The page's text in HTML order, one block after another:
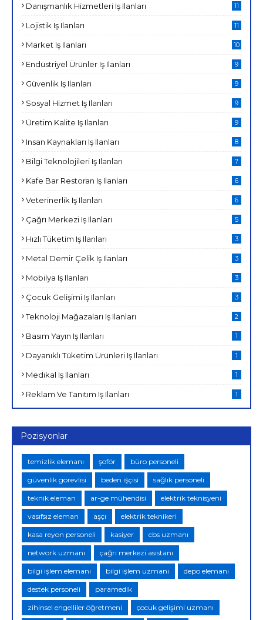
Danışmanlık Hizmetleri Iş Ilanları 11
Lojistik Iş Ilanları 11
Market Iş Ilanları 10
Endüstriyel Ürünler Iş Ilanları 9
Güvenlik Iş Ilanları 9
Sosyal Hizmet Iş Ilanları 9
Üretim Kalite Iş Ilanları 9
Insan Kaynakları Iş Ilanları 8
Bilgi Teknolojileri Iş Ilanları 7
Kafe Bar Restoran Iş Ilanları 6
Veterinerlik Iş Ilanları 6
Çağrı Merkezi Iş Ilanları 5
Hızlı Tüketim Iş Ilanları 3
Metal Demir Çelik Iş Ilanları 3
Mobilya Iş Ilanları 3
Çocuk Gelişimi Iş Ilanları 3
Teknoloji Mağazaları Iş Ilanları 2
Basım Yayın Iş Ilanları 1
Dayanıklı Tüketim Ürünleri Iş Ilanları 1
Medikal Iş Ilanları 1
Reklam Ve Tanıtım Iş Ilanları 1
Pozisyonlar
temizlik elemanı şoför büro personeli
güvenlik görevlisi beden işçisi sağlık personeli
teknik eleman ar-ge mühendisi elektrik teknisyeni
vasıfsız eleman aşçı elektrik teknikeri
kasa reyon personeli kasiyer cbs uzmanı
network uzmanı çağrı merkezi asistanı
bilgi işlem elemanı bilgi işlem uzmanı depo elemanı
destek personeli paramedik
zihinsel engelliler öğretmeni çocuk gelişimi uzmanı